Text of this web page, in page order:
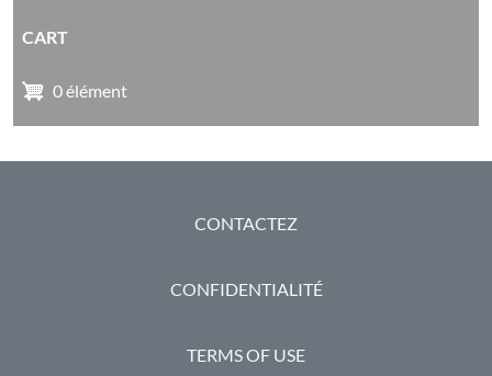
CART
0 élément
PIED DE PAGECONTACTEZ
CONFIDENTIALITÉ
TERMS OF USE